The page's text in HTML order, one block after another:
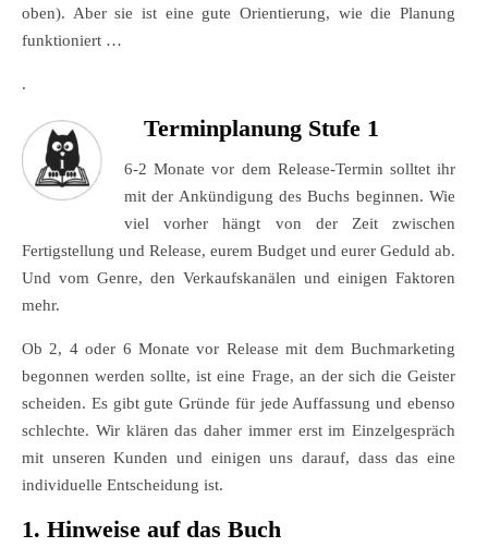
oben). Aber sie ist eine gute Orientierung, wie die Planung
funktioniert …
.
Terminplanung Stufe 1
6-2 Monate vor dem Release-Termin solltet ihr
mit der Ankündigung des Buchs beginnen. Wie
viel vorher hängt von der Zeit zwischen
Fertigstellung und Release, eurem Budget und eurer Geduld ab.
Und vom Genre, den Verkaufskanälen und einigen Faktoren
mehr.
Ob 2, 4 oder 6 Monate vor Release mit dem Buchmarketing
begonnen werden sollte, ist eine Frage, an der sich die Geister
scheiden. Es gibt gute Gründe für jede Auffassung und ebenso
schlechte. Wir klären das daher immer erst im Einzelgespräch
mit unseren Kunden und einigen uns darauf, dass das eine
individuelle Entscheidung ist.
1. Hinweise auf das Buch